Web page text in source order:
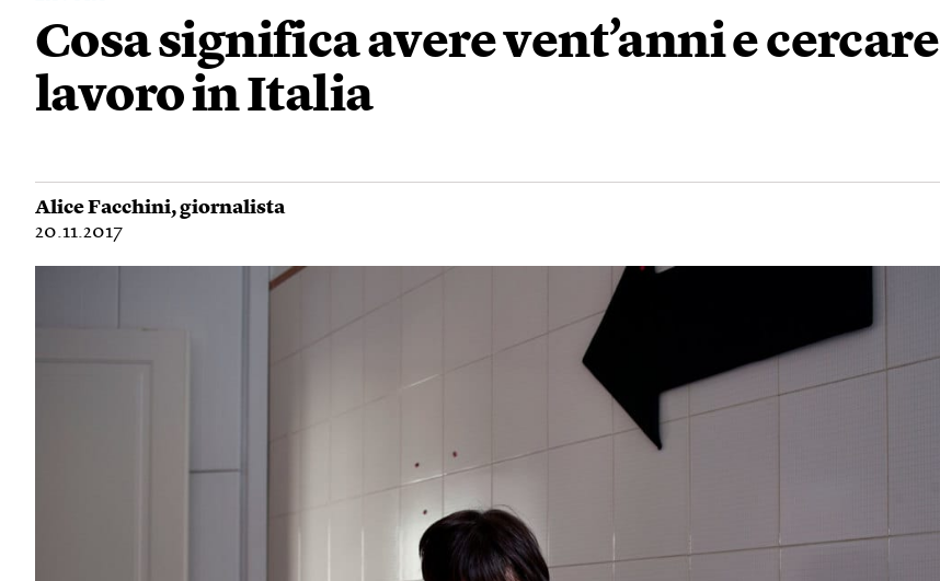
Cosa significa avere vent’anni e cercare
lavoro in Italia
Alice Facchini, giornalista
20.11.2017